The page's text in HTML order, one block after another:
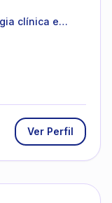
clínica e
Ver Perfil